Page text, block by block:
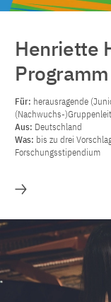
Henriette
Programm
Für: herausragende
(Nachwuchs-
Aus: Deutschland
Was: bis zu drei
Forschungsstipendium